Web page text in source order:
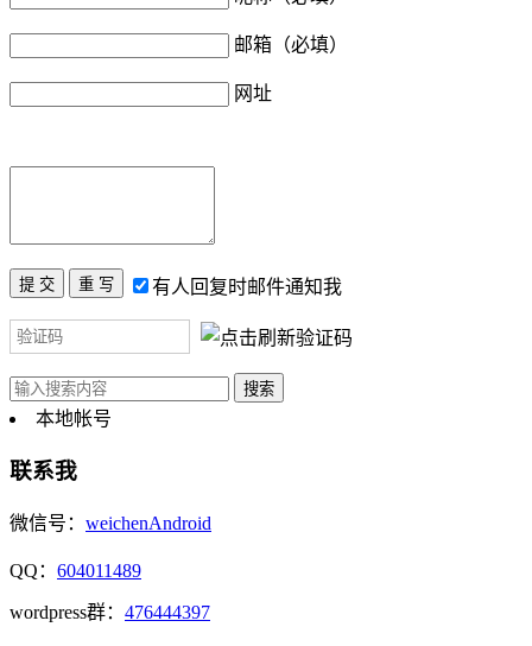
邮箱（必填）
网址
有人回复时邮件通知我
本地帐号
联系我
微信号： weichenAndroid
QQ： 604011489
wordpress群： 476444397